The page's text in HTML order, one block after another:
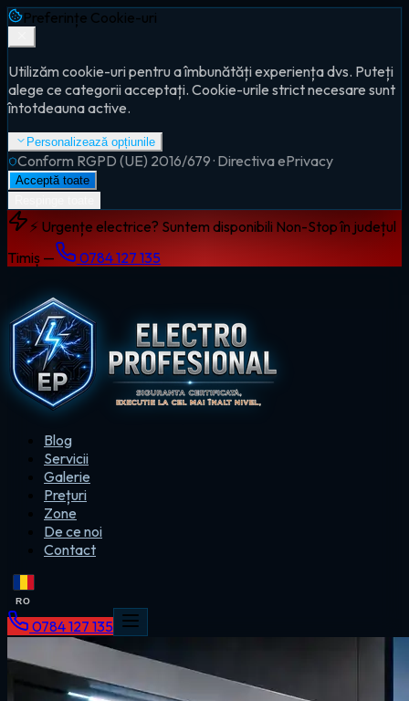
Preferințe Cookie-uri
Utilizăm cookie-uri pentru a îmbunătăți experiența dvs. Puteți
alege ce categorii acceptați. Cookie-urile strict necesare sunt
întotdeauna active.
Personalizează opțiunile
Conform RGPD (UE) 2016/679 · Directiva ePrivacy
Acceptă toate
⚡ Urgențe electrice? Suntem disponibili Non-Stop în județul
Timiș —
0784 127 135
Blog
Servicii
Galerie
Prețuri
Zone
De ce noi
Contact
RO
0784 127 135